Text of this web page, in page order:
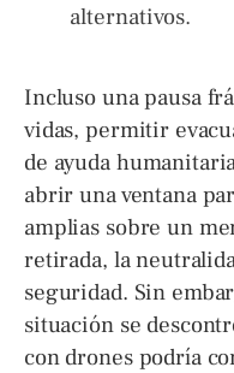
alternativos.
Incluso una pausa
vidas, permitir
de ayuda
abrir una ventana
amplias sobre un
retirada, la
seguridad. Sin
situación se
con drones podría